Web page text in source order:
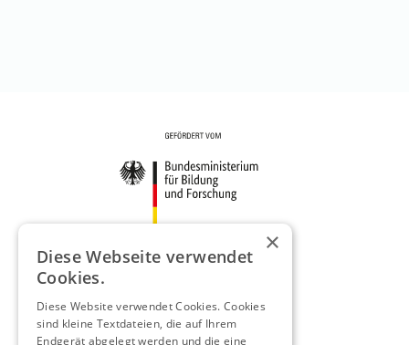
×
Diese Webseite verwendet
Cookies.
Diese Website verwendet Cookies. Cookies
sind kleine Textdateien, die auf Ihrem
Endgerät abgelegt werden und die eine